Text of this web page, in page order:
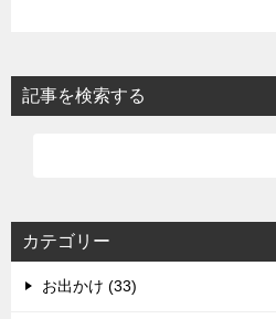
記事を検索する
カテゴリー
お出かけ (33)